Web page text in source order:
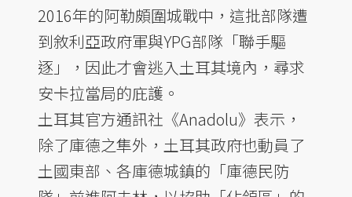
2016年的阿勒頗圍城戰中，這批部隊遭
到敘利亞政府軍與YPG部隊「聯手驅
逐」，因此才會逃入土耳其境內，尋求
安卡拉當局的庇護。
土耳其官方通訊社《Anadolu》表示，
除了庫德之隼外，土耳其政府也動員了
土國東部、各庫德城鎮的「庫德民防